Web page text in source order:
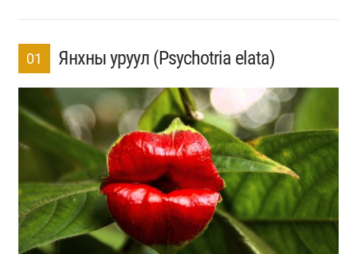
01 Янхны уруул (Psychotria elata)